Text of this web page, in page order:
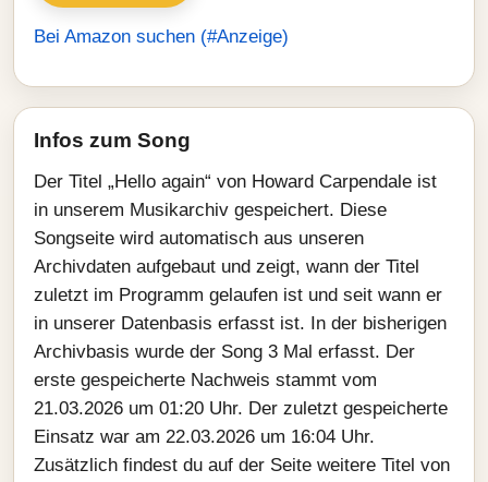
Bei Amazon suchen (#Anzeige)
Infos zum Song
Der Titel „Hello again“ von Howard Carpendale ist
in unserem Musikarchiv gespeichert. Diese
Songseite wird automatisch aus unseren
Archivdaten aufgebaut und zeigt, wann der Titel
zuletzt im Programm gelaufen ist und seit wann er
in unserer Datenbasis erfasst ist. In der bisherigen
Archivbasis wurde der Song 3 Mal erfasst. Der
erste gespeicherte Nachweis stammt vom
21.03.2026 um 01:20 Uhr. Der zuletzt gespeicherte
Einsatz war am 22.03.2026 um 16:04 Uhr.
Zusätzlich findest du auf der Seite weitere Titel von